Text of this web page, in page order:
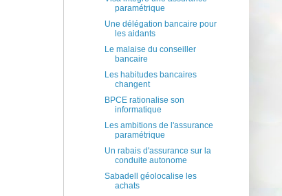
paramétrique
Une délégation bancaire pour
les aidants
Le malaise du conseiller
bancaire
Les habitudes bancaires
changent
BPCE rationalise son
informatique
Les ambitions de l'assurance
paramétrique
Un rabais d'assurance sur la
conduite autonome
Sabadell géolocalise les
achats